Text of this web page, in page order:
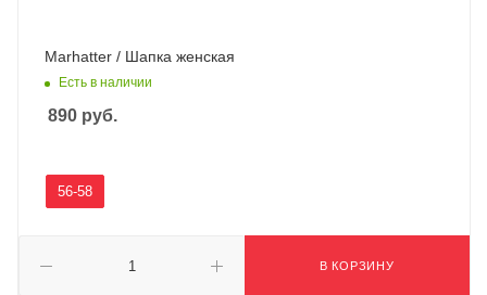
Marhatter / Шапка женская
Есть в наличии
890 руб.
В КОРЗИНУ
56-58